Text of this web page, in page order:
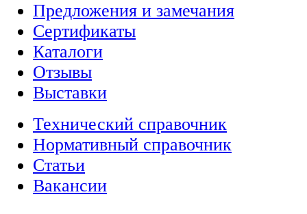
Предложения и замечания
Сертификаты
Каталоги
Отзывы
Выставки
Технический справочник
Нормативный справочник
Статьи
Вакансии